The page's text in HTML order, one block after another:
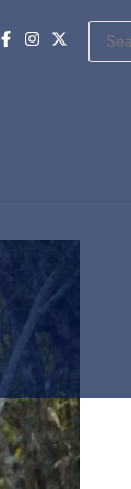
Suchen
nach: